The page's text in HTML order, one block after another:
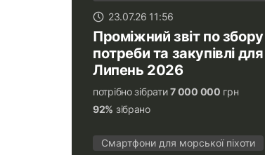
23.07.26 11:56
Проміжний звіт по
потреби та закупівлі
Липень 2026
потрібно зібрати7 000 000 грн
92% зібрано
Смартфони для морської піхоти